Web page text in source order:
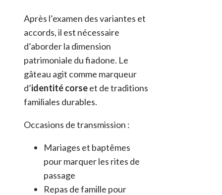
Après l’examen des variantes et
accords, il est nécessaire
d’aborder la dimension
patrimoniale du fiadone. Le
gâteau agit comme marqueur
d’identité corseet de traditions
familiales durables.
Occasions de transmission :
Mariages et baptêmes
pour marquer les rites de
passage
Repas de famille pour